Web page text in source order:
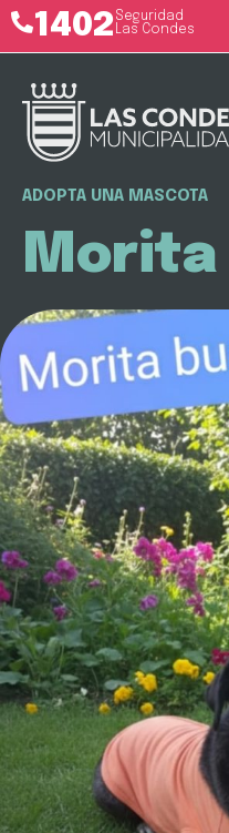
1402 Seguridad
Las Condes
ADOPTA UNA MASCOTA
Morita